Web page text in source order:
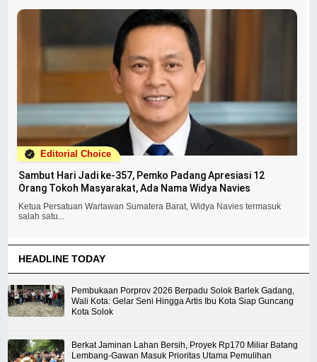
Editorial Choice
Sambut Hari Jadi ke-357, Pemko Padang Apresiasi 12
Orang Tokoh Masyarakat, Ada Nama Widya Navies
Ketua Persatuan Wartawan Sumatera Barat, Widya Navies termasuk
salah satu...
HEADLINE TODAY
Pembukaan Porprov 2026 Berpadu Solok Barlek Gadang,
Wali Kota: Gelar Seni Hingga Artis Ibu Kota Siap Guncang
Kota Solok
Berkat Jaminan Lahan Bersih, Proyek Rp170 Miliar Batang
Lembang-Gawan Masuk Prioritas Utama Pemulihan